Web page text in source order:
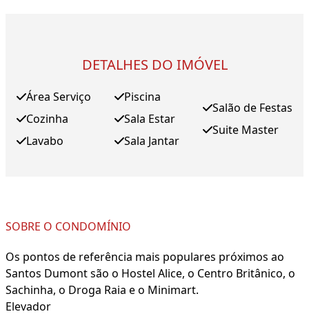
DETALHES DO IMÓVEL
Área Serviço
Cozinha
Lavabo
Piscina
Sala Estar
Sala Jantar
Salão de Festas
Suite Master
SOBRE O CONDOMÍNIO
Os pontos de referência mais populares próximos ao
Santos Dumont são o Hostel Alice, o Centro Britânico, o
Sachinha, o Droga Raia e o Minimart.
Elevador